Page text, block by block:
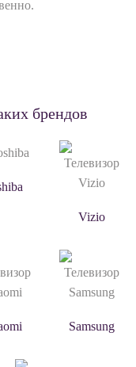
брендов
Vizio
Samsung